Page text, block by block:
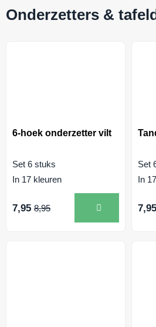
Onderzetters &
6-hoek onderzetter vilt
Set 6 stuks
In 17 kleuren
7,95 8,95
Set
In
7,95